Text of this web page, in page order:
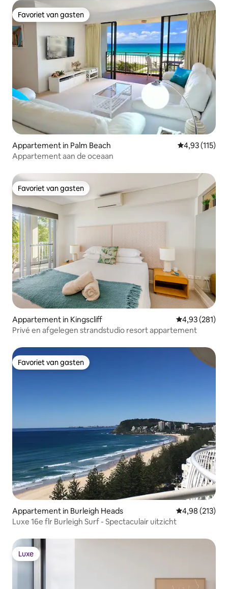
Favoriet van gasten
Favoriet van gasten
Appartement in Palm Beach Gemiddelde
4,93 (115)
Appartement aan de oceaan
Favoriet van gasten
Favoriet van gasten
Appartement in Kingscliff Gemiddelde
4,93 (281)
Privé en afgelegen strandstudio resort appartement
Favoriet van gasten
Favoriet van gasten
Appartement in Burleigh Heads Gemiddelde
4,98 (213)
Luxe 16e flr Burleigh Surf - Spectaculair uitzicht
Luxe
Luxe